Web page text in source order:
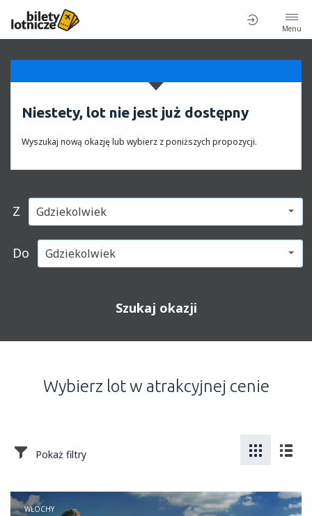
Menu
Niestety, lot nie jest już dostępny
Wyszukaj nową okazję lub wybierz z poniższych propozycji.
Z
Do
Szukaj okazji
Wybierz lot w atrakcyjnej cenie
Pokaż filtry
WŁOCHY